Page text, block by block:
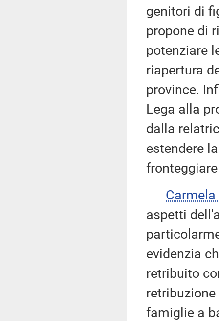
genitori di
propone di
potenziare
riapertura
province.
Lega alla
dalla
estendere
Carmela
aspetti
evidenzia
retribuito
famiglie a